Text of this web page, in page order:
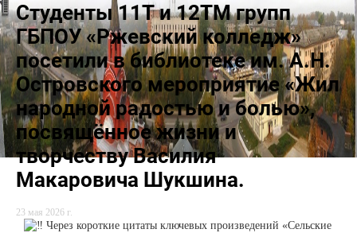
Студенты 11Т и 12ТМ групп
ГБПОУ «Ржевский колледж»
посетили в библиотеке им. А.Н.
Островского мероприятие «Жил
народной радостью и болью»,
посвящённое жизни и
творчеству Василия
Макаровича Шукшина.
23 мая 2026 г.
Через короткие цитаты ключевых произведений «Сельские